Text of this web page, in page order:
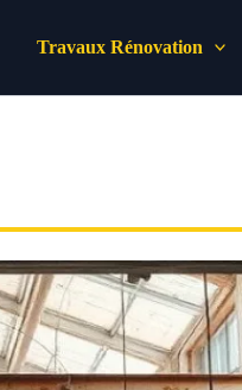
Travaux Rénovation